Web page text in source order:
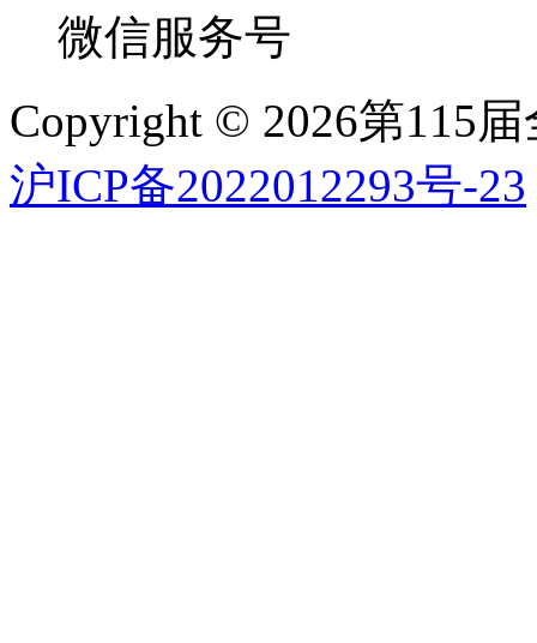
微信服务号
Copyright © 2026第115
沪ICP备2022012293号-23